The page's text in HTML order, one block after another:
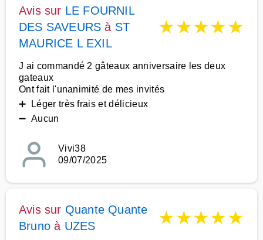
Avis sur LE FOURNIL
DES SAVEURS à ST
MAURICE L EXIL
★★★★★
J ai commandé 2 gâteaux anniversaire les deux
gateaux
Ont fait l'unanimité de mes invités
➕ Léger très frais et délicieux
➖ Aucun
Vivi38
09/07/2025
Avis sur Quante Quante
Bruno à UZES ★★★★★